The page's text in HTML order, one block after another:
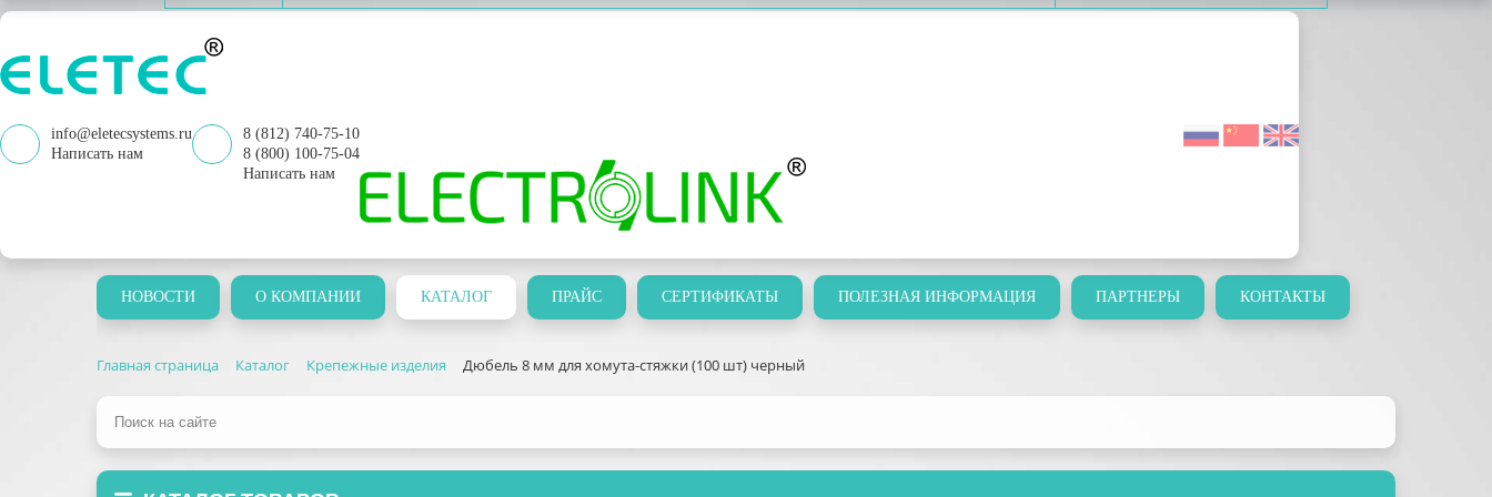
info@eletecsystems.ru
Написать нам
8 (812) 740-75-10
8 (800) 100-75-04
Написать нам
НОВОСТИ О КОМПАНИИ КАТАЛОГ ПРАЙС СЕРТИФИКАТЫ ПОЛЕЗНАЯ ИНФОРМАЦИЯ ПАРТНЕРЫ КОНТАКТЫ
Главная страница Каталог Крепежные изделия Дюбель 8 мм для хомута-стяжки (100 шт) черный